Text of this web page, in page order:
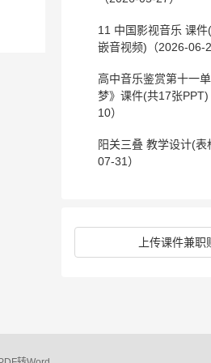
11 中国影视音乐 课
嵌音视频)（2026-06-
高中音乐鉴赏第十一
梦》课件(共17张
10）
阳关三叠 教学设计(
07-31）
上传课件兼职